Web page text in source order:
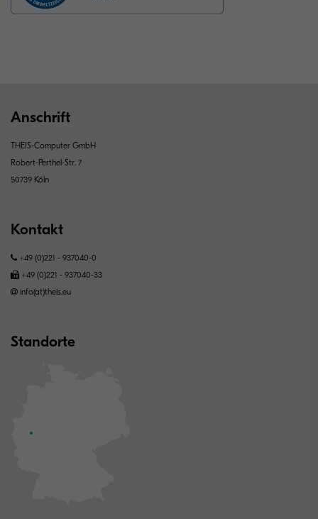
Anschrift
THEIS-Computer GmbH
Robert-Perthel-Str. 7
50739 Köln
Kontakt
+49 (0)221 - 937040-0
+49 (0)221 - 937040-33
info(at)theis.eu
Standorte